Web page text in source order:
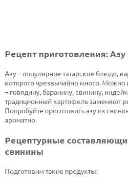
Рецепт приготовления:
Азу – популярное татарское блюдо,
которого чрезвычайно много. Можно
– говядину, баранину, свинину,
традиционный картофель заменяют
Попробуйте приготовить азу из
ароматно.
Рецептурные
свинины
Подготовим такие продукты: